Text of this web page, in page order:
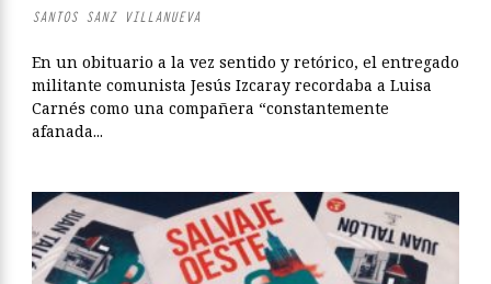
SANTOS SANZ VILLANUEVA
En un obituario a la vez sentido y retórico, el entregado
militante comunista Jesús Izcaray recordaba a Luisa
Carnés como una compañera “constantemente
afanada...